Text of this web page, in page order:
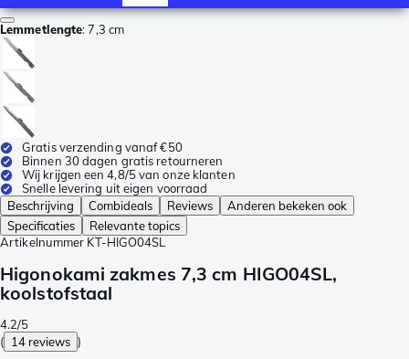
Lemmetlengte:7,3 cm
Gratis verzending vanaf €50
Binnen 30 dagen gratis retourneren
Wij krijgen een 4,8/5 van onze klanten
Snelle levering uit eigen voorraad
Beschrijving
Combideals Reviews
Anderen bekeken ook
Specificaties
Relevante topics
Artikelnummer KT-HIGO04SL
Higonokami zakmes 7,3 cm HIGO04SL,
koolstofstaal
4.2/5
( 14 reviews )